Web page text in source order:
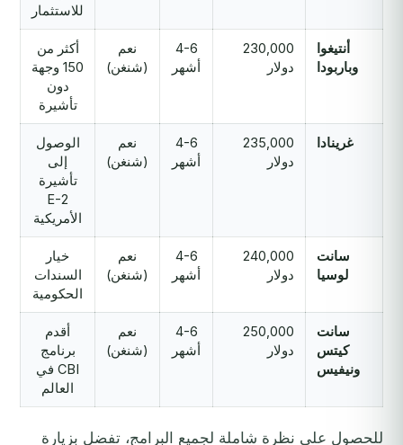
للاستثمار
أنتيغوا
وباربودا
230,000
دولار
4-6
أشهر
نعم
(شنغن)
أكثر من
150 وجهة
دون
تأشيرة
غرينادا
235,000
دولار
4-6
أشهر
نعم
(شنغن)
الوصول
إلى
تأشيرة
E-2
الأمريكية
سانت
لوسيا
240,000
دولار
4-6
أشهر
نعم
(شنغن)
خيار
السندات
الحكومية
سانت
كيتس
ونيفيس
250,000
دولار
4-6
أشهر
نعم
(شنغن)
أقدم
برنامج
CBI في
العالم
للحصول على نظرة شاملة لجميع البرامج، تفضل بزيارة